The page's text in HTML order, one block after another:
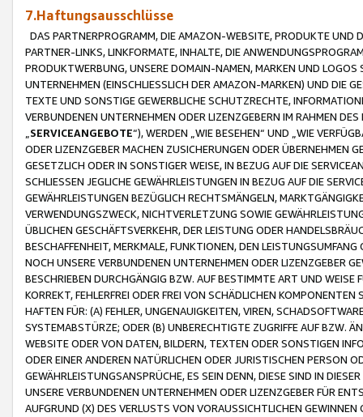
7.Haftungsausschlüsse
DAS PARTNERPROGRAMM, DIE AMAZON-WEBSITE, PRODUKTE UND
PARTNER-LINKS, LINKFORMATE, INHALTE, DIE
PRODUKTWERBUNG, UNSERE DOMAIN-NAMEN, MARKEN UND
UNTERNEHMEN (EINSCHLIESSLICH DER AMAZON-MARKEN) UND DIE
TEXTE UND SONSTIGE GEWERBLICHE SCHUTZRECHTE,
VERBUNDENEN UNTERNEHMEN ODER LIZENZGEBERN IM RAHMEN
SERVICEANGEBOTE“), WERDEN „WIE BESEHEN“ UND „WIE
ODER LIZENZGEBER MACHEN ZUSICHERUNGEN ODER ÜBERNEHMEN
GESETZLICH ODER IN SONSTIGER WEISE, IN BEZUG AUF DIE
SCHLIESSEN JEGLICHE GEWÄHRLEISTUNGEN IN BEZUG AUF DIE
GEWÄHRLEISTUNGEN BEZÜGLICH RECHTSMÄNGELN,
VERWENDUNGSZWECK, NICHTVERLETZUNG SOWIE
ÜBLICHEN GESCHÄFTSVERKEHR, DER LEISTUNG ODER
BESCHAFFENHEIT, MERKMALE, FUNKTIONEN, DEN
NOCH UNSERE VERBUNDENEN UNTERNEHMEN ODER LIZENZGEBER
BESCHRIEBEN DURCHGÄNGIG BZW. AUF BESTIMMTE ART UND
KORREKT, FEHLERFREI ODER FREI VON SCHÄDLICHEN
HAFTEN FÜR: (A) FEHLER, UNGENAUIGKEITEN, VIREN,
SYSTEMABSTÜRZE; ODER (B) UNBERECHTIGTE ZUGRIFFE AUF BZW.
WEBSITE ODER VON DATEN, BILDERN, TEXTEN ODER SONSTIGEN
ODER EINER ANDEREN NATÜRLICHEN ODER JURISTISCHEN PERSON
GEWÄHRLEISTUNGSANSPRÜCHE, ES SEIN DENN, DIESE SIND IN
UNSERE VERBUNDENEN UNTERNEHMEN ODER LIZENZGEBER FÜR
AUFGRUND (X) DES VERLUSTS VON VORAUSSICHTLICHEN